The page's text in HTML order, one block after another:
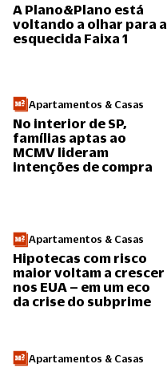
A Plano&Plano está
voltando a olhar para a
esquecida Faixa 1
Apartamentos & Casas
No interior de SP,
famílias aptas ao
MCMV lideram
intenções de compra
Apartamentos & Casas
Hipotecas com risco
maior voltam a crescer
nos EUA – em um eco
da crise do subprime
Apartamentos & Casas